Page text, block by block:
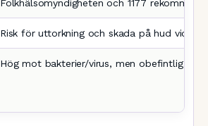
Folkhälsomyndigheten och 1177
Risk för uttorkning och skada på hud vid
Hög mot bakterier/virus, men obefintlig mot